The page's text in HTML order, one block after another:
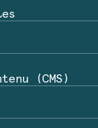
(CMS)